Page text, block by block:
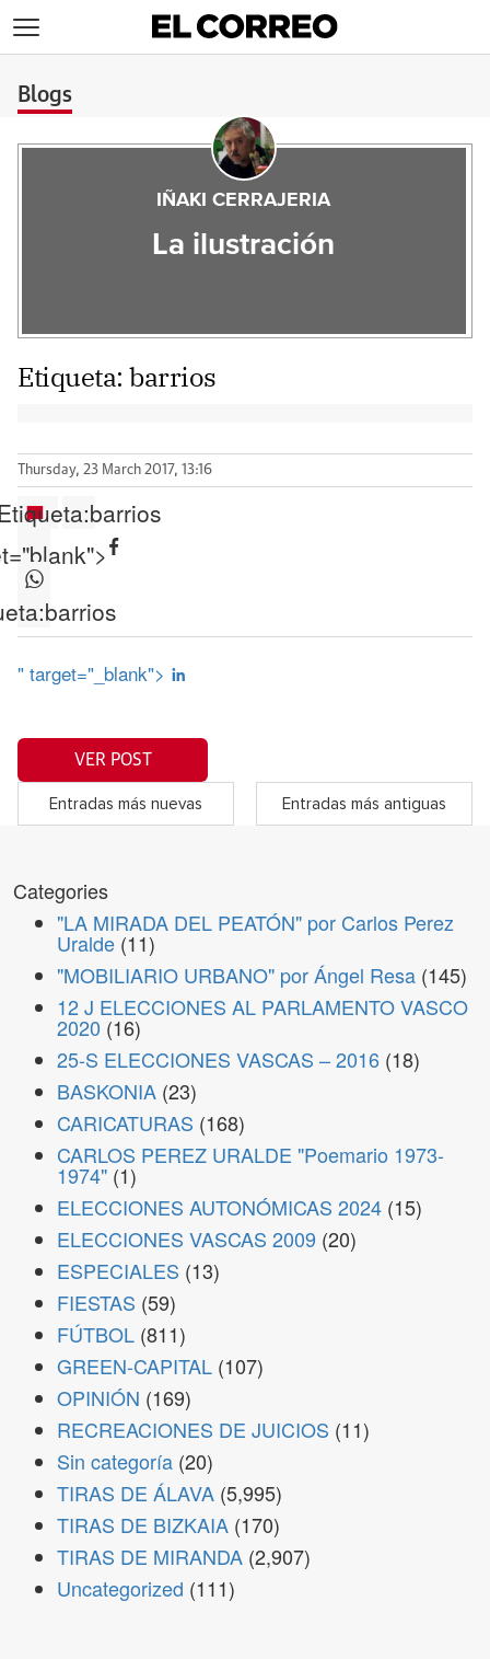
Blogs
IÑAKI CERRAJERIA
La ilustración
Etiqueta:barrios
Thursday, 23 March 2017, 13:16
barrios
barrios
" target="_blank">
VER POST
Entradas más nuevas Entradas más antiguas
Categories
"LA MIRADA DEL PEATÓN" por Carlos Perez
Uralde (11)
"MOBILIARIO URBANO" por Ángel Resa (145)
12 J ELECCIONES AL PARLAMENTO VASCO
2020 (16)
25-S ELECCIONES VASCAS – 2016 (18)
BASKONIA (23)
CARICATURAS (168)
CARLOS PEREZ URALDE "Poemario 1973-
1974" (1)
ELECCIONES AUTONÓMICAS 2024 (15)
ELECCIONES VASCAS 2009 (20)
ESPECIALES (13)
FIESTAS (59)
FÚTBOL (811)
GREEN-CAPITAL (107)
OPINIÓN (169)
RECREACIONES DE JUICIOS (11)
Sin categoría (20)
TIRAS DE ÁLAVA (5,995)
TIRAS DE BIZKAIA (170)
TIRAS DE MIRANDA (2,907)
Uncategorized (111)